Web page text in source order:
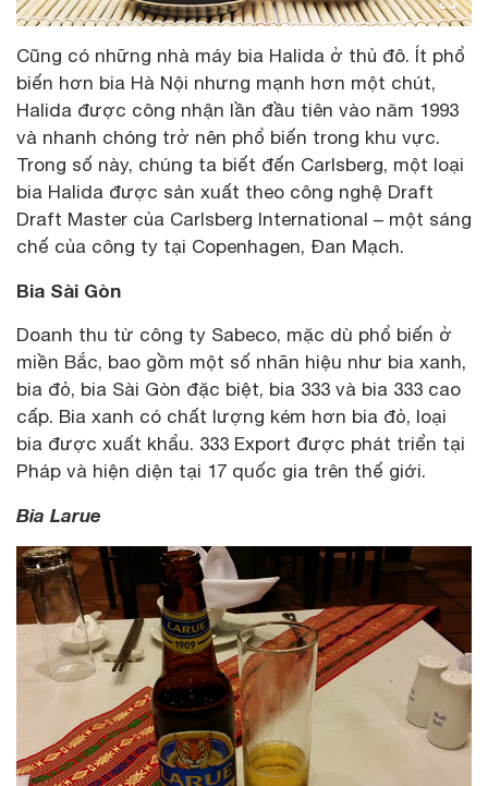
Cũng có những nhà máy bia Halida ở thủ đô. Ít phổ
biến hơn bia Hà Nội nhưng mạnh hơn một chút,
Halida được công nhận lần đầu tiên vào năm 1993
và nhanh chóng trở nên phổ biến trong khu vực.
Trong số này, chúng ta biết đến Carlsberg, một loại
bia Halida được sản xuất theo công nghệ Draft
Draft Master của Carlsberg International – một sáng
chế của công ty tại Copenhagen, Đan Mạch.
Bia Sài Gòn
Doanh thu từ công ty Sabeco, mặc dù phổ biến ở
miền Bắc, bao gồm một số nhãn hiệu như bia xanh,
bia đỏ, bia Sài Gòn đặc biệt, bia 333 và bia 333 cao
cấp. Bia xanh có chất lượng kém hơn bia đỏ, loại
bia được xuất khẩu. 333 Export được phát triển tại
Pháp và hiện diện tại 17 quốc gia trên thế giới.
Bia Larue